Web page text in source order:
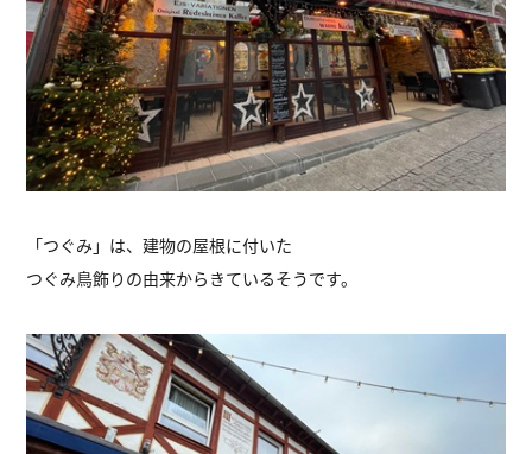
「つぐみ」は、建物の屋根に付いた
つぐみ鳥飾りの由来からきているそうです。